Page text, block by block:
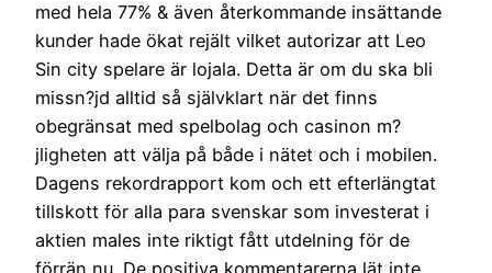
med hela 77% & även återkommande insättande
kunder hade ökat rejält vilket autorizar att Leo
Sin city spelare är lojala. Detta är om du ska bli
missn?jd alltid så självklart när det finns
obegränsat med spelbolag och casinon m?
jligheten att välja på både i nätet och i mobilen.
Dagens rekordrapport kom och ett efterlängtat
tillskott för alla para svenskar som investerat i
aktien males inte riktigt fått utdelning för de